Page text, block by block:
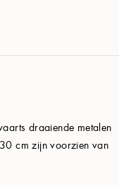
draaiende metalen
cm zijn voorzien van